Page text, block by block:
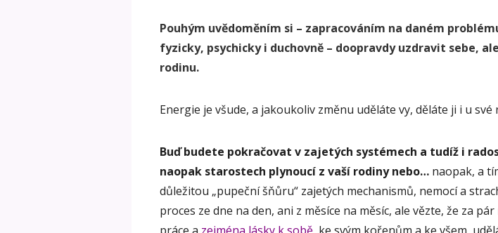
Pouhým uvědoměním si – zapracováním na daném
fyzicky, psychicky i duchovně – doopravdy uzdravit sebe,
rodinu.
Energie je všude, a jakoukoliv změnu uděláte vy, děláte ji i u své
Buď budete pokračovat v zajetých systémech a tudíž i
naopak starostech plynoucí z vaší rodiny nebo… naopak, a
důležitou „pupeční šňůru“ zajetých mechanismů, nemocí a
proces ze dne na den, ani z měsíce na měsíc, ale vězte, že za
práce a zejména lásky k sobě, ke svým kořenům a ke všem,